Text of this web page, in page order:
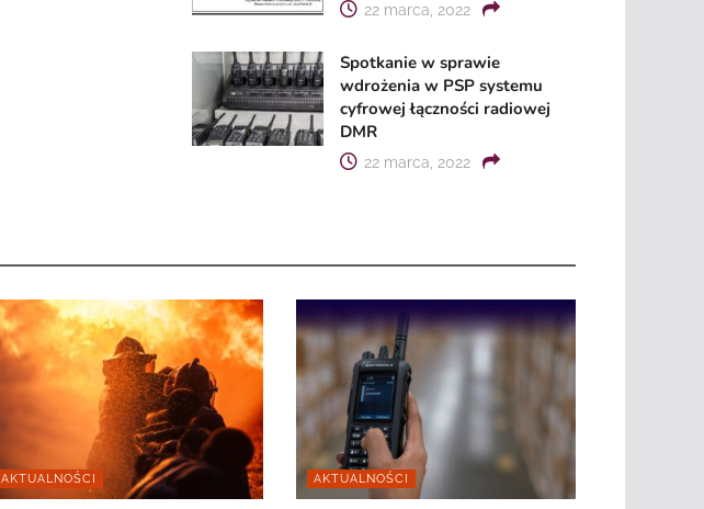
22 marca, 2022
Spotkanie w sprawie
wdrożenia w PSP systemu
cyfrowej łączności radiowej
DMR
22 marca, 2022
AKTUALNOŚCI AKTUALNOŚCI